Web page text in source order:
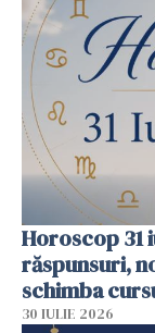
Horoscop 31
răspunsuri,
schimba
30 IULIE 2026